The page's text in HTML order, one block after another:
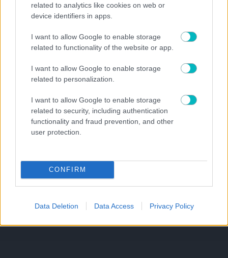
related to analytics like cookies on web or
device identifiers in apps.
I want to allow Google to enable storage
related to functionality of the website or app.
I want to allow Google to enable storage
related to personalization.
I want to allow Google to enable storage
related to security, including authentication
functionality and fraud prevention, and other
user protection.
CONFIRM
Data Deletion Data Access Privacy Policy
ΠΟΔΟΣΦΑΙΡΟ ΑΕΚ
Ζεστό χειροκρότημα των φίλων της ΑΕΚ για τον Βαγγέλη Μόρα
08/08/2026 | 20:10:48
Μαγεία: 15.000 κόσμος στη Νέα Φιλαδέλφεια για το φιλικό με την
Athens Kallithea (VIDEO)
ΠΟΔΟΣΦΑΙΡΟ ΑΕΚ
Η ενδεκάδα της Καλλιθέας για το φιλικό με την ΑΕΚ!